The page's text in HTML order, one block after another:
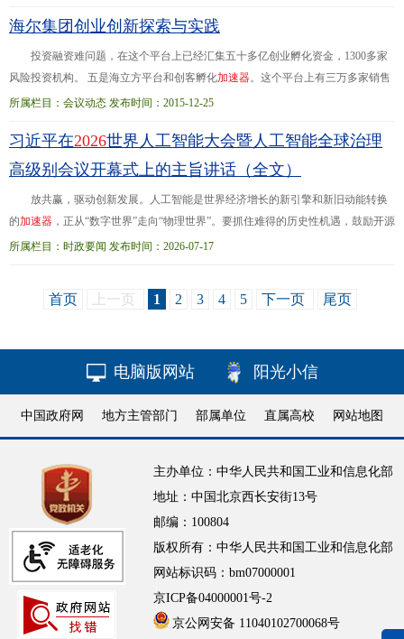
提高公司的品牌形象。 接下来，公司计划3～5年打造多品牌经营，收购
装、童装、户外品牌；利用北京 国 内 国际地位打造 国 内 和国际
海尔集团创业创新探索与实践
投资融资难问题，在这个平台上已经汇集五十多亿创业孵化资金，1300多家
风险投资机构。 五是海立方平台和创客孵化加速器。这个平台上有三万多家销售
渠道资源，六万多家加工制造资源和98家孵化器资源，有力地保证了创业项...目
方面取得了一定成效。在海尔的创业平台上，已经孵化出了像雷神游戏本、小帅
影院、有住网、免清洗等183个创客小微，470多个创业项目。一年的
所属栏目：会议动态 发布时间：2015-12-25
习近平在2026世界人工智能大会暨人工智能全球治理
高级别会议开幕式上的主旨讲话（全文）
放共赢，驱动创新发展。人工智能是世界经济增长的新引擎和新旧动能转换
的加速器 ，正从“数字世界”走向“物理世界”。要抓住难得的历史性机遇，鼓励开源
开放、合作共享，全面促进人工智能科技创新、产业发展、场景应用，协同推进
世界人工智能大会暨人工智能全球治理高级别会议开幕式上的主旨讲
2026年7月17日，上海）中华人民共和国主席 习近平尊敬的各位同事、各位
所属栏目：时政要闻 发布时间：2026-07-17
首页 上一页 1 2 3 4 5 下一页 尾页
电脑版网站 阳光小信
中国政府网 地方主管部门 部属单位 直属高校 网站地图
主办单位：中华人民共和国工业和信息化部
地址：中国北京西长安街13号
邮编：100804
版权所有：中华人民共和国工业和信息化部
网站标识码：bm07000001
京ICP备04000001号-2
京公网安备 11040102700068号